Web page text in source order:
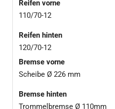
Reifen vorne
110/70-12
Reifen hinten
120/70-12
Bremse vorne
Scheibe Ø 226 mm
Bremse hinten
Trommelbremse Ø 110mm